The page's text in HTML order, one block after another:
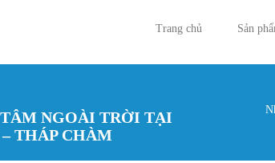
Trang chủ
Sản
NGOÀI TRỜI TẠI
THÁP CHÀM